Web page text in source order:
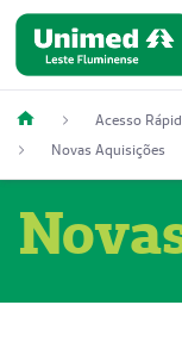
Acesso
Novas Aquisições